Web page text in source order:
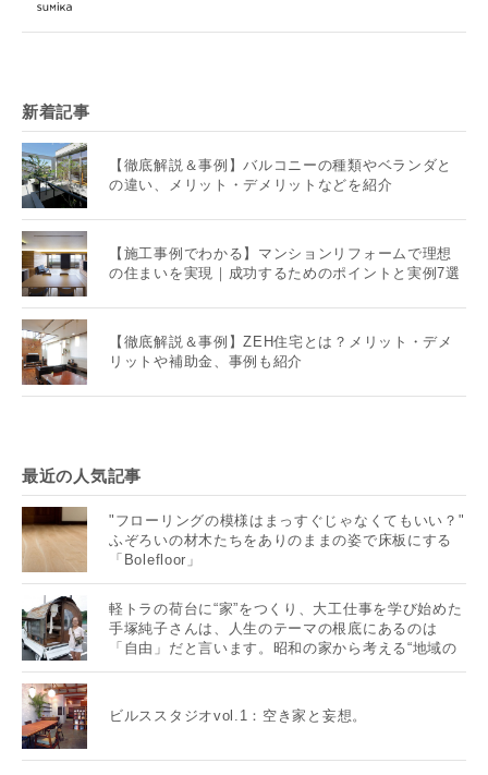
新着記事
【徹底解説＆事例】バルコニーの種類やベランダと
の違い、メリット・デメリットなどを紹介
【施工事例でわかる】マンションリフォームで理想
の住まいを実現｜成功するためのポイントと実例7選
【徹底解説＆事例】ZEH住宅とは？メリット・デメ
リットや補助金、事例も紹介
最近の人気記事
"フローリングの模様はまっすぐじゃなくてもいい？"
ふぞろいの材木たちをありのままの姿で床板にする
「Bolefloor」
軽トラの荷台に“家”をつくり、大工仕事を学び始めた
手塚純子さんは、人生のテーマの根底にあるのは
「自由」だと言います。昭和の家から考える“地域の
未来”とは？
ビルススタジオvol.1：空き家と妄想。